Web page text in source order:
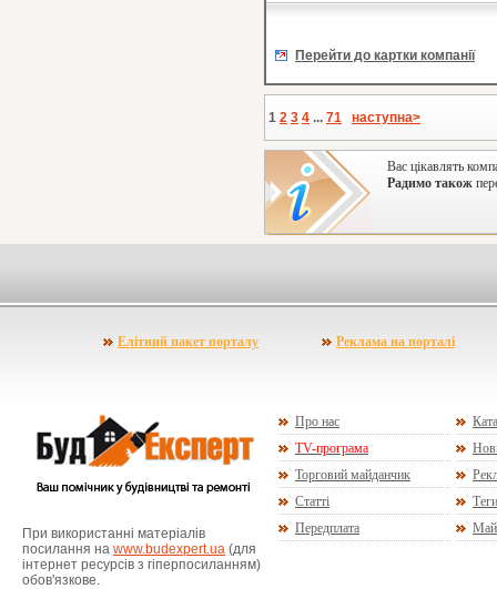
Перейти до картки компанії
1 2 3 4 ... 71 наступна>
Вас цікавлять
Радимо також
Елітний пакет порталу Реклама на порталі
При використанні матеріалів
посилання на www.budexpert.ua (для
інтернет ресурсів з гіперпосиланням)
обов'язкове.
Про нас
TV-програма
Торговий майданчик
Статті
Теги
Передплата